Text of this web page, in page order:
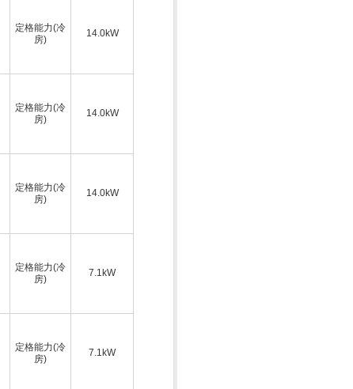
定格能力(冷
房)
14.0kW
定格能力(冷
房)
14.0kW
定格能力(冷
房)
14.0kW
定格能力(冷
房)
7.1kW
定格能力(冷
房)
7.1kW